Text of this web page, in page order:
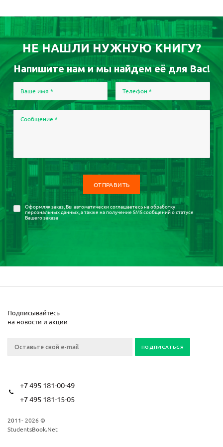
НЕ НАШЛИ НУЖНУЮ КНИГУ?
Напишите нам и мы найдем её для Вас!
Ваше имя * Телефон *
Сообщение *
Оформляя заказ, Вы автоматически соглашаетесь наобработку
персональных данных, а также на получение SMS сообщений о статусе
Вашего заказа
Подписывайтесь
на новости и акции
+7 495 181-00-49
+7 495 181-15-05
2011- 2026 ©
StudentsBook.Net